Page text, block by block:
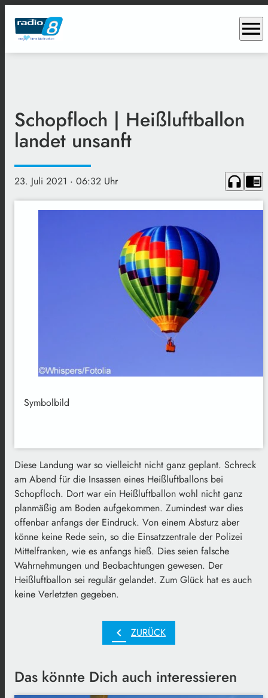
menu
Schopfloch | Heißluftballon
landet unsanft
23. Juli 2021 · 06:32 Uhr headphones chrome_reader_mode
Symbolbild
Diese Landung war so vielleicht nicht ganz geplant. Schreck
am Abend für die Insassen eines Heißluftballons bei
Schopfloch. Dort war ein Heißluftballon wohl nicht ganz
planmäßig am Boden aufgekommen. Zumindest war dies
offenbar anfangs der Eindruck. Von einem Absturz aber
könne keine Rede sein, so die Einsatzzentrale der Polizei
Mittelfranken, wie es anfangs hieß. Dies seien falsche
Wahrnehmungen und Beobachtungen gewesen. Der
Heißluftballon sei regulär gelandet. Zum Glück hat es auch
keine Verletzten gegeben.
chevron_left ZURÜCK
Das könnte Dich auch interessieren